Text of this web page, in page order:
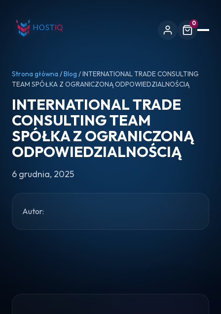
0
Strona główna /Blog / INTERNATIONAL TRADE CONSULTING
TEAM SPÓŁKA Z OGRANICZONĄ ODPOWIEDZIALNOŚCIĄ
INTERNATIONAL TRADE
CONSULTING TEAM
SPÓŁKA Z OGRANICZONĄ
ODPOWIEDZIALNOŚCIĄ
6 grudnia, 2025
Autor: